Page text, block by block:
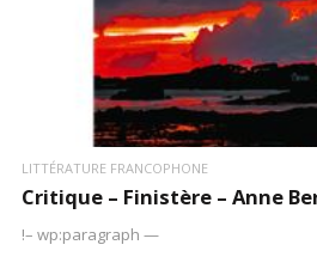
LITTÉRATURE FRANCOPHONE
Critique – Finistère – Anne
!– wp:paragraph —